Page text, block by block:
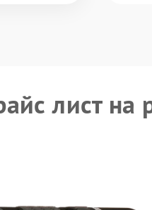
лист на